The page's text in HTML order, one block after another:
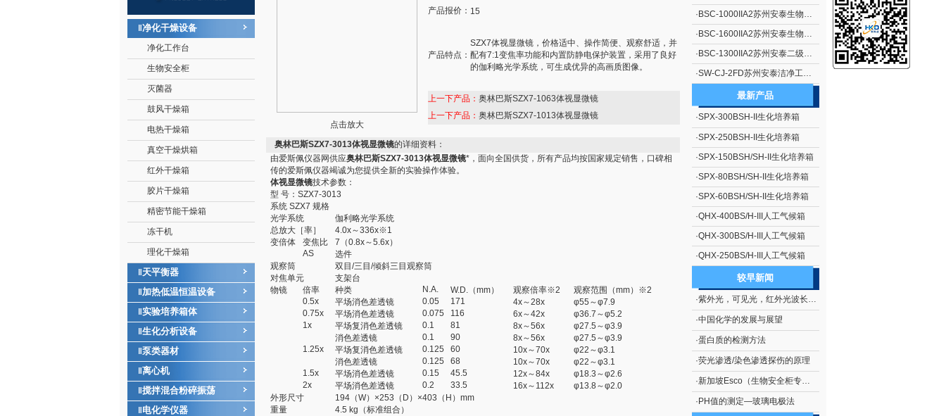
净化干燥设备
净化工作台
生物安全柜
灭菌器
鼓风干燥箱
电热干燥箱
真空干燥烘箱
红外干燥箱
胶片干燥箱
精密节能干燥箱
冻干机
理化干燥箱
天平衡器
加热低温恒温设备
实验培养箱体
生化分析设备
泵类器材
离心机
搅拌混合粉碎振荡
电化学仪器
点击放大
产品报价： 15
产品特点：
SZX7体视显微镜，价格适中、操作简便、观察舒适，并
配有7:1变焦率功能和内置防静电保护装置，采用了良好
的伽利略光学系统，可生成优异的高画质图像。
上一下产品： 奥林巴斯SZX7-1063体视显微镜
上一下产品： 奥林巴斯SZX7-1013体视显微镜
奥林巴斯SZX7-3013体视显微镜的详细资料：
由爱斯佩仪器网供应奥林巴斯SZX7-3013体视显微镜*，面向全国供货，所有产品均按国家规定销售，口碑相
传的爱斯佩仪器竭诚为您提供全新的实验操作体验。
体视显微镜技术参数：
型 号：SZX7-3013
系统 SZX7 规格
光学系统
伽利略光学系统
总放大［率］
4.0x～336x※1
变倍体
变焦比
7（0.8x～5.6x）
AS
选件
观察筒
双目/三目/倾斜三目观察筒
对焦单元
支架台
物镜
倍率 种类 N.A. W.D.（mm） 观察倍率※2
观察范围（mm）※2
0.5x
平场消色差透镜 0.05 171 4x～28x
φ55～φ7.9
0.75x
平场消色差透镜 0.075 116 6x～42x
φ36.7～φ5.2
1x
平场复消色差透镜 0.1 81 8x～56x
φ27.5～φ3.9
消色差透镜
0.1 90 8x～56x
φ27.5～φ3.9
1.25x
平场复消色差透镜 0.125 60 10x～70x
φ22～φ3.1
消色差透镜
0.125 68 10x～70x
φ22～φ3.1
1.5x
平场消色差透镜 0.15 45.5 12x～84x
φ18.3～φ2.6
2x
平场消色差透镜 0.2 33.5 16x～112x
φ13.8～φ2.0
外形尺寸
194（W）×253（D）×403（H）mm
重量
4.5 kg（标准组合）
· BSC-1000IIA2苏州安泰生物安全柜
· BSC-1600IIA2苏州安泰生物安全柜
· BSC-1300IIA2苏州安泰二级生物安全柜（停产）
·SW-CJ-2FD苏州安泰洁净工作台单人单面、垂直送风 净化工作台 超净工作台
最新产品
·SPX-300BSH-II生化培养箱
·SPX-250BSH-II生化培养箱
·SPX-150BSH/SH-II生化培养箱
·SPX-80BSH/SH-II生化培养箱
·SPX-60BSH/SH-II生化培养箱
·QHX-400BS/H-III人工气候箱
·QHX-300BS/H-III人工气候箱
·QHX-250BS/H-III人工气候箱
较早新闻
·紫外光，可见光，红外光波长范围
·中国化学的发展与展望
·蛋白质的检测方法
·荧光渗透/染色渗透探伤的原理
·新加坡Esco（生物安全柜专业厂商）
· PH值的测定—玻璃电极法